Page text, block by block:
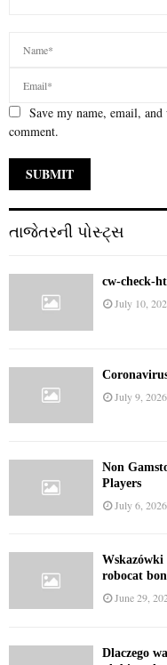
Save my name, email,
comment.
તાજેતરની પોસ્ટ્સ
cw-check-
July 10,
July 9, 2026
Non
Players
July 6, 2026
Wskazówki
robocat
June 29,
Dlaczego